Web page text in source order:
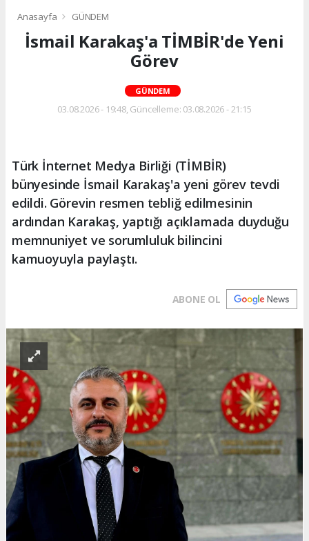
Anasayfa GÜNDEM
İsmail Karakaş'a TİMBİR'de Yeni
Görev
GÜNDEM
03.08.2026 - 19:48, Güncelleme: 03.08.2026 - 21:15
Türk İnternet Medya Birliği (TİMBİR)
bünyesinde İsmail Karakaş'a yeni görev tevdi
edildi. Görevin resmen tebliğ edilmesinin
ardından Karakaş, yaptığı açıklamada duyduğu
memnuniyet ve sorumluluk bilincini
kamuoyuyla paylaştı.
ABONE OL